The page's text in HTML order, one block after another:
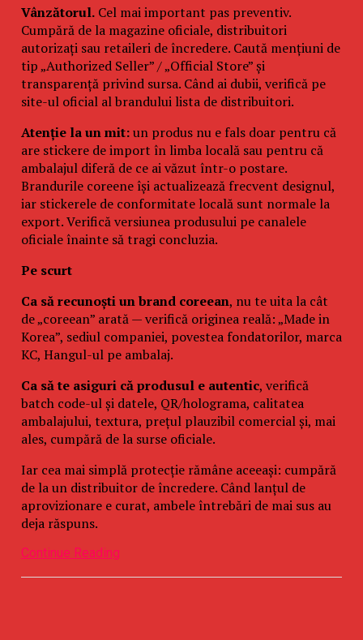
Vânzătorul.Cel mai important pas preventiv.
Cumpără de la magazine oficiale, distribuitori
autorizați sau retaileri de încredere. Caută mențiuni de
tip „Authorized Seller” / „Official Store” și
transparență privind sursa. Când ai dubii, verifică pe
site-ul oficial al brandului lista de distribuitori.
Atenție la un mit:un produs nu e fals doar pentru că
are stickere de import în limba locală sau pentru că
ambalajul diferă de ce ai văzut într-o postare.
Brandurile coreene își actualizează frecvent designul,
iar stickerele de conformitate locală sunt normale la
export. Verifică versiunea produsului pe canalele
oficiale înainte să tragi concluzia.
Pe scurt
Ca să recunoști un brand coreean, nu te uita la cât
de „coreean” arată — verifică originea reală: „Made in
Korea”, sediul companiei, povestea fondatorilor, marca
KC, Hangul-ul pe ambalaj.
Ca să te asiguri că produsul e autentic, verifică
batch code-ul și datele, QR/holograma, calitatea
ambalajului, textura, prețul plauzibil comercial și, mai
ales, cumpără de la surse oficiale.
Iar cea mai simplă protecție rămâne aceeași: cumpără
de la un distribuitor de încredere. Când lanțul de
aprovizionare e curat, ambele întrebări de mai sus au
deja răspuns.
Continue Reading